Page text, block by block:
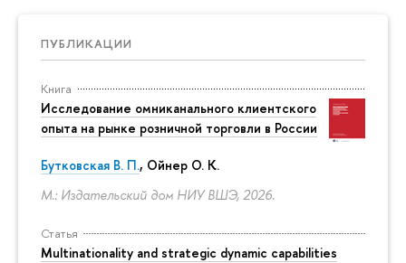
ПУБЛИКАЦИИ
Книга
Исследование омниканального клиентского
опыта на рынке розничной торговли в России
Бутковская В. П., Ойнер О. К.
М.: Издательский дом НИУ ВШЭ, 2026.
Статья
Multinationality and strategic dynamic capabilities